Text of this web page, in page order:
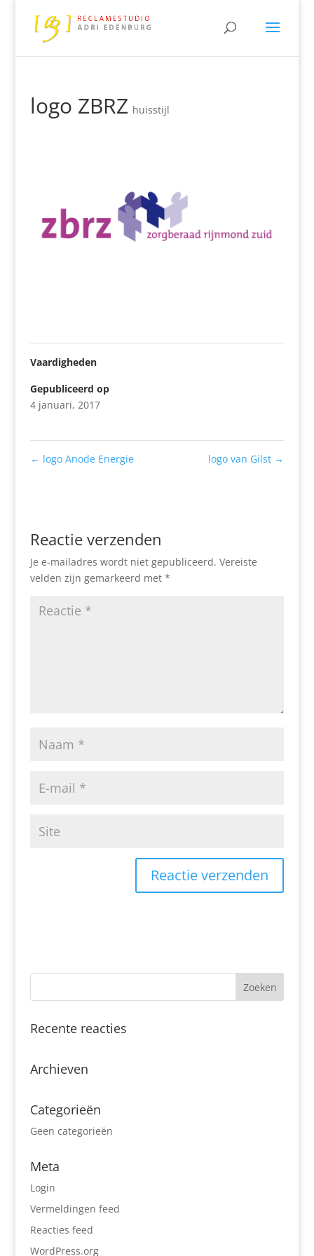
logo ZBRZ huisstijl
Vaardigheden
Gepubliceerd op
4 januari, 2017
← logo Anode Energie logo van Gilst →
Reactie verzenden
Je e-mailadres wordt niet gepubliceerd. Vereiste
velden zijn gemarkeerd met *
Recente reacties
Archieven
Categorieën
Geen categorieën
Meta
Login
Vermeldingen feed
Reacties feed
WordPress.org